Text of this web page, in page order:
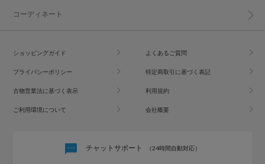
コーディネート
ショッピングガイド よくあるご質問
プライバシーポリシー 特定商取引に基づく表記
古物営業法に基づく表示 利用規約
ご利用環境について 会社概要
チャットサポート （24時間自動対応）